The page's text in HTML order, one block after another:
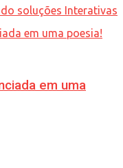
em uma
soluções Interativas